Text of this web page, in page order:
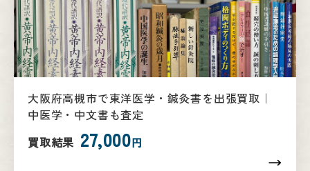
大阪府高槻市で東洋医学・鍼灸書を出張買取｜
中医学・中文書も査定
買取結果 27,000円